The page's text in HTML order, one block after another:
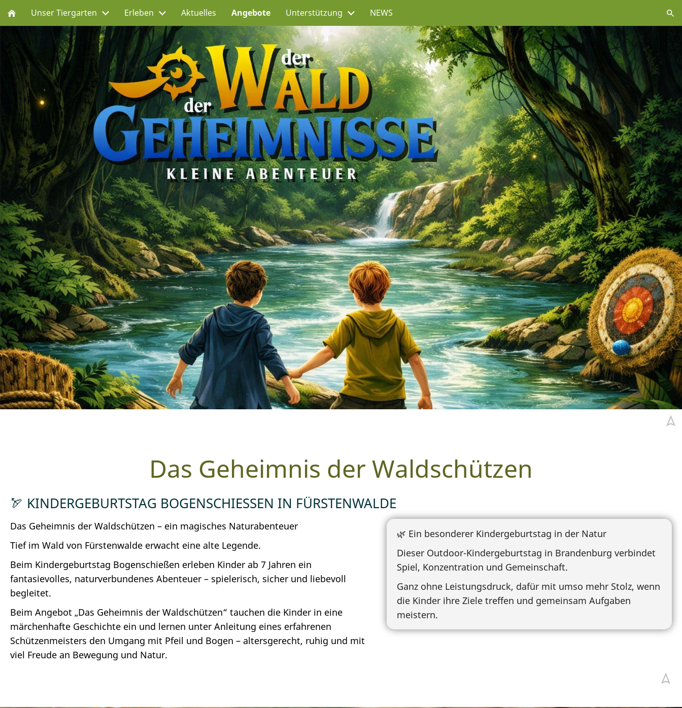
Unser Tiergarten Erleben Aktuelles Angebote Unterstützung NEWS
Das Geheimnis der Waldschützen
🏹 KINDERGEBURTSTAG BOGENSCHIESSEN IN FÜRSTENWALDE
🌿 Ein besonderer Kindergeburtstag in der Natur
Dieser Outdoor-Kindergeburtstag in Brandenburg verbindet
Spiel, Konzentration und Gemeinschaft.
Ganz ohne Leistungsdruck, dafür mit umso mehr Stolz, wenn
die Kinder ihre Ziele treffen und gemeinsam Aufgaben
meistern.
Das Geheimnis der Waldschützen – ein magisches Naturabenteuer
Tief im Wald von Fürstenwalde erwacht eine alte Legende.
Beim Kindergeburtstag Bogenschießen erleben Kinder ab 7 Jahren ein
fantasievolles, naturverbundenes Abenteuer – spielerisch, sicher und liebevoll
begleitet.
Beim Angebot „Das Geheimnis der Waldschützen“ tauchen die Kinder in eine
märchenhafte Geschichte ein und lernen unter Anleitung eines erfahrenen
Schützenmeisters den Umgang mit Pfeil und Bogen – altersgerecht, ruhig und mit
viel Freude an Bewegung und Natur.